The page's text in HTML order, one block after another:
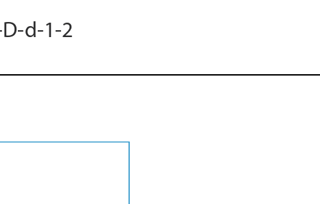
d-1-2